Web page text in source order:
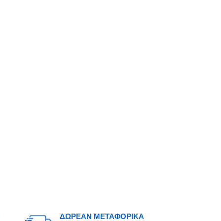
ΔΩΡΕΑΝ ΜΕΤΑΦΟΡΙΚΑ